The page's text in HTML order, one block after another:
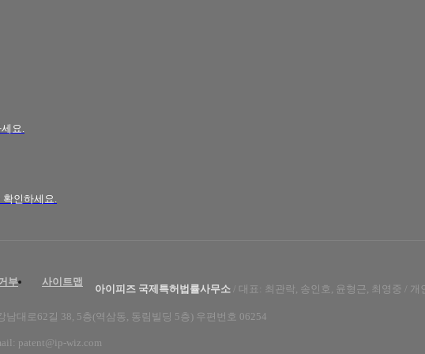
요.
확인하세요.
부 사이트맵
아이피즈 국제특허법률사무소 / 대표: 최관락, 송인호, 윤형근, 최영중 / 개
남대로62길 38, 5층(역삼동, 동림빌딩 5층) 우편번호 06254
patent@ip-wiz.com